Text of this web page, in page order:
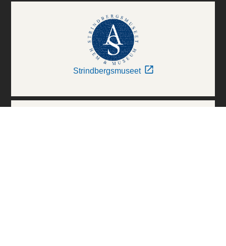
Strindbergsmuseet